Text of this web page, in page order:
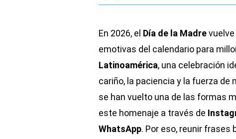
En 2026, el Día de la Madre
emotivas del calendario para
Latinoamérica, una celebración
cariño, la paciencia y la fuerza de
se han vuelto una de las formas
este homenaje a través de
WhatsApp. Por eso, reunir frases